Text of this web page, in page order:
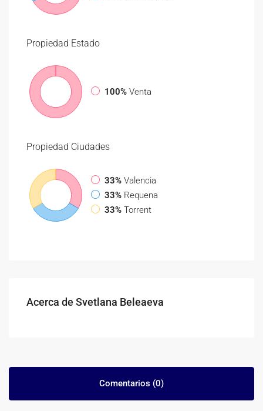
Propiedad Estado
100% Venta
Propiedad Ciudades
33% Valencia
33% Requena
33% Torrent
Acerca de Svetlana Beleaeva
Comentarios (0)